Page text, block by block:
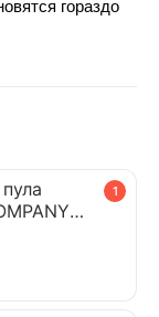
гораздо
1
(черный)